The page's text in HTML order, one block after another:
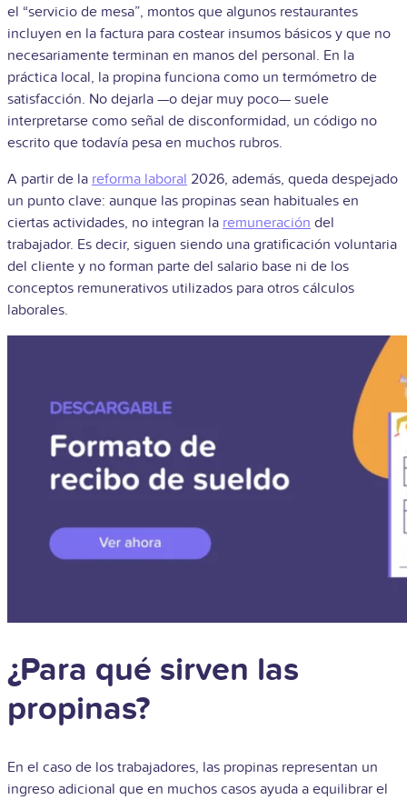
el “servicio de mesa”, montos que algunos restaurantes
incluyen en la factura para costear insumos básicos y que no
necesariamente terminan en manos del personal. En la
práctica local, la propina funciona como un termómetro de
satisfacción. No dejarla —o dejar muy poco— suele
interpretarse como señal de disconformidad, un código no
escrito que todavía pesa en muchos rubros.
A partir de la reforma laboral 2026, además, queda despejado
un punto clave: aunque las propinas sean habituales en
ciertas actividades, no integran la remuneración del
trabajador. Es decir, siguen siendo una gratificación voluntaria
del cliente y no forman parte del salario base ni de los
conceptos remunerativos utilizados para otros cálculos
laborales.
¿Para qué sirven las
propinas?
En el caso de los trabajadores, las propinas representan un
ingreso adicional que en muchos casos ayuda a equilibrar el